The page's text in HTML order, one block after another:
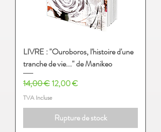
LIVRE : "Ouroboros, l'histoire d'une
tranche de vie..." de Manikeo
Prix original
14,00 €Prix promotionnel
12,00 €
TVA Incluse
Rupture de stock